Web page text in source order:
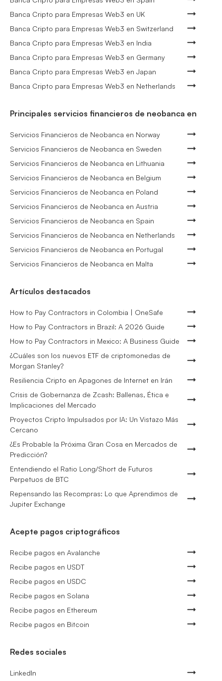
Banca Cripto para Empresas Web3 en UK
Banca Cripto para Empresas Web3 en Switzerland
Banca Cripto para Empresas Web3 en India
Banca Cripto para Empresas Web3 en Germany
Banca Cripto para Empresas Web3 en Japan
Banca Cripto para Empresas Web3 en Netherlands
Principales servicios financieros de neobanca en
Servicios Financieros de Neobanca en Norway
Servicios Financieros de Neobanca en Sweden
Servicios Financieros de Neobanca en Lithuania
Servicios Financieros de Neobanca en Belgium
Servicios Financieros de Neobanca en Poland
Servicios Financieros de Neobanca en Austria
Servicios Financieros de Neobanca en Spain
Servicios Financieros de Neobanca en Netherlands
Servicios Financieros de Neobanca en Portugal
Servicios Financieros de Neobanca en Malta
Artículos destacados
How to Pay Contractors in Colombia | OneSafe
How to Pay Contractors in Brazil: A 2026 Guide
How to Pay Contractors in Mexico: A Business Guide
¿Cuáles son los nuevos ETF de criptomonedas de
Morgan Stanley?
Resiliencia Cripto en Apagones de Internet en Irán
Crisis de Gobernanza de Zcash: Ballenas, Ética e
Implicaciones del Mercado
Proyectos Cripto Impulsados por IA: Un Vistazo Más
Cercano
¿Es Probable la Próxima Gran Cosa en Mercados de
Predicción?
Entendiendo el Ratio Long/Short de Futuros
Perpetuos de BTC
Repensando las Recompras: Lo que Aprendimos de
Jupiter Exchange
Acepte pagos criptográficos
Recibe pagos en Avalanche
Recibe pagos en USDT
Recibe pagos en USDC
Recibe pagos en Solana
Recibe pagos en Ethereum
Recibe pagos en Bitcoin
Redes sociales
LinkedIn